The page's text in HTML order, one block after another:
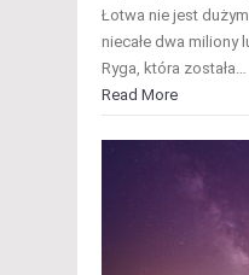
Łotwa nie jest
niecałe dwa miliony
Ryga, która została…
Read More